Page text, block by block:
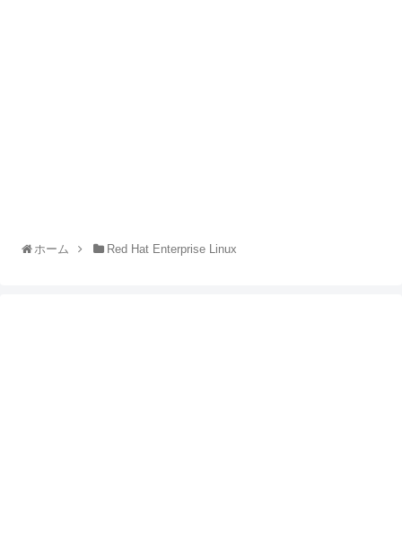
ホーム Red Hat Enterprise Linux